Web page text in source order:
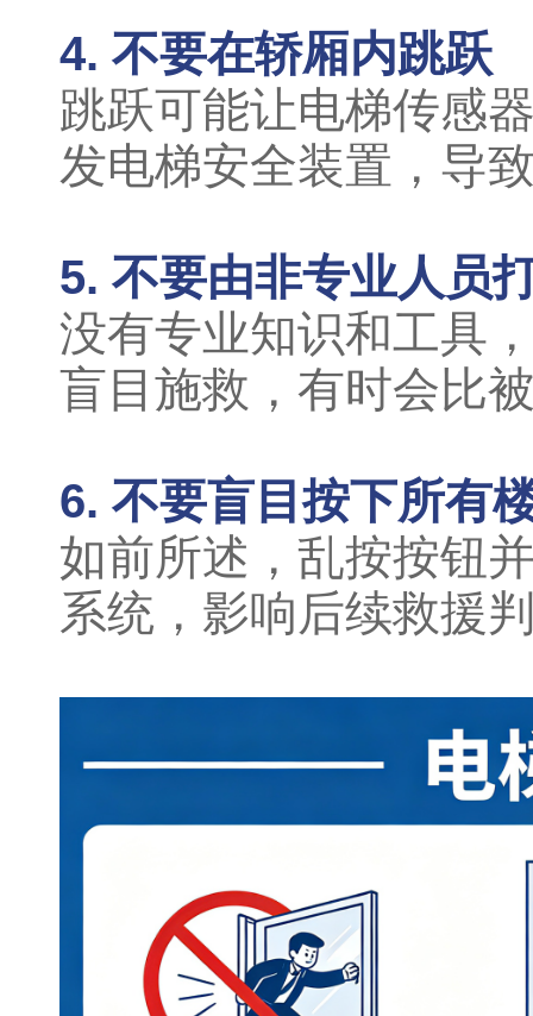
4. 不要在轿厢内跳跃
跳跃可能让电梯传感
发电梯安全装置，导
5. 不要由非专业人员
没有专业知识和工具
盲目施救，有时会比
6. 不要盲目按下所有
如前所述，乱按按钮
系统，影响后续救援